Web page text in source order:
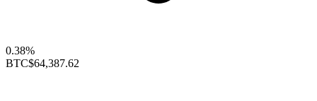
0.38%
BTC$64,387.62